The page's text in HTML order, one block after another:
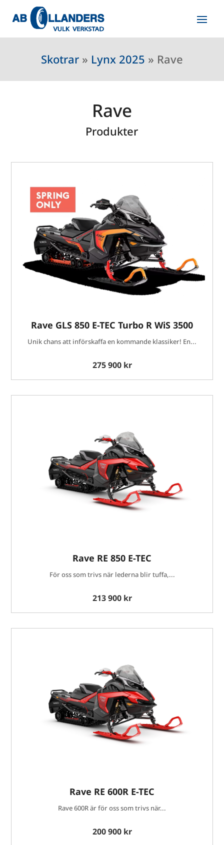
Skotrar» Lynx 2025 » Rave
Rave
Produkter
Rave GLS 850 E-TEC Turbo R WiS 3500
Unik chans att införskaffa en kommande klassiker! En...
275 900 kr
Rave RE 850 E-TEC
För oss som trivs när lederna blir tuffa,...
213 900 kr
Rave RE 600R E-TEC
Rave 600R är för oss som trivs när...
200 900 kr